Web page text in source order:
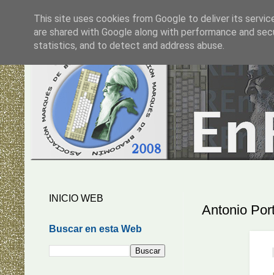
Antonio
INICIO WEB
Buscar en esta Web
This site uses cookies from Google to deliver its
are shared with Google along with performance and
statistics, and to detect and address abuse.